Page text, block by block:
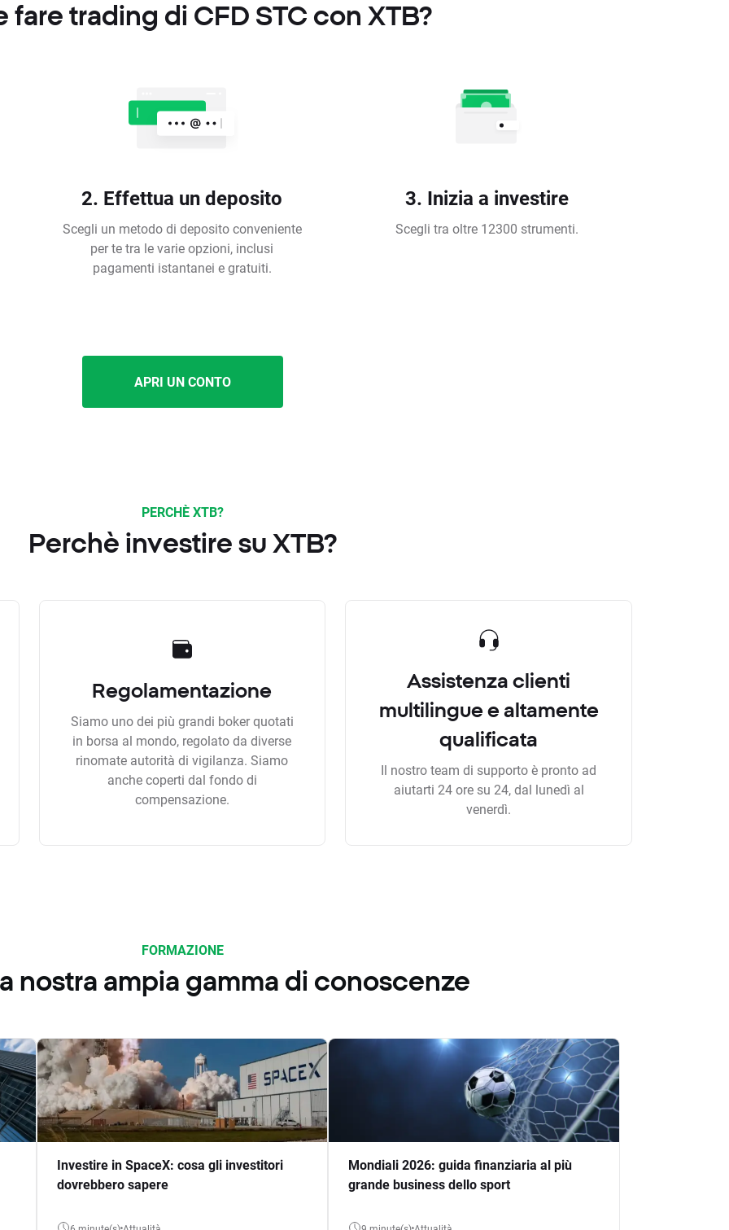
fare trading di CFD STC con XTB?
2. Effettua un deposito
Scegli un metodo di deposito conveniente
per te tra le varie opzioni, inclusi
pagamenti istantanei e gratuiti.
3. Inizia a investire
Scegli tra oltre 12300 strumenti.
APRI UN CONTO
PERCHÈ XTB?
Perchè investire su XTB?
Regolamentazione
Siamo uno dei più grandi boker quotati
in borsa al mondo, regolato da diverse
rinomate autorità di vigilanza. Siamo
anche coperti dal fondo di
compensazione.
Assistenza clienti
multilingue e altamente
qualificata
Il nostro team di supporto è pronto ad
aiutarti 24 ore su 24, dal lunedì al
venerdì.
FORMAZIONE
nostra ampia gamma di conoscenze
Investire in SpaceX: cosa gli investitori
dovrebbero sapere
Mondiali 2026: guida finanziaria al più
grande business dello sport